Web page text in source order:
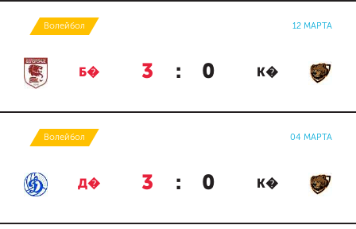
Волейбол 12 МАРТА
Б� 3 : 0 К�
Волейбол 04 МАРТА
Д� 3 : 0 К�